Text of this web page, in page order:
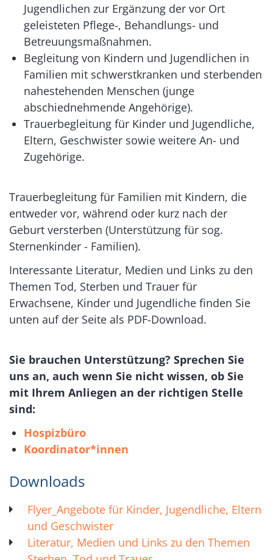
Jugendlichen zur Ergänzung der vor Ort
geleisteten Pflege-, Behandlungs- und
Betreuungsmaßnahmen.
Begleitung von Kindern und Jugendlichen in
Familien mit schwerstkranken und sterbenden
nahestehenden Menschen (junge
abschiednehmende Angehörige).
Trauerbegleitung für Kinder und Jugendliche,
Eltern, Geschwister sowie weitere An- und
Zugehörige.
Trauerbegleitung für Familien mit Kindern, die
entweder vor, während oder kurz nach der
Geburt versterben (Unterstützung für sog.
Sternenkinder - Familien).
Interessante Literatur, Medien und Links zu den
Themen Tod, Sterben und Trauer für
Erwachsene, Kinder und Jugendliche finden Sie
unten auf der Seite als PDF-Download.
Sie brauchen Unterstützung? Sprechen Sie
uns an, auch wenn Sie nicht wissen, ob Sie
mit Ihrem Anliegen an der richtigen Stelle
sind:
Hospizbüro
Koordinator*innen
Downloads
Flyer_Angebote für Kinder, Jugendliche, Eltern
und Geschwister
Literatur, Medien und Links zu den Themen